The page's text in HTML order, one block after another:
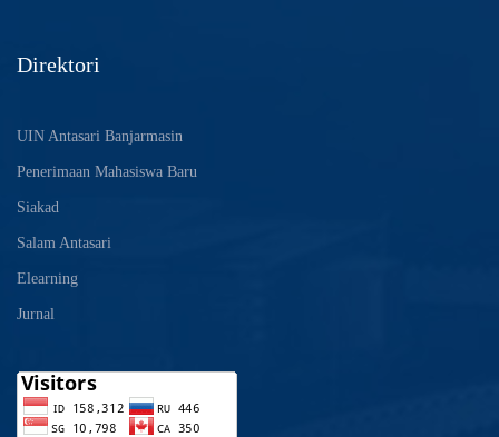
Direktori
UIN Antasari Banjarmasin
Penerimaan Mahasiswa Baru
Siakad
Salam Antasari
Elearning
Jurnal